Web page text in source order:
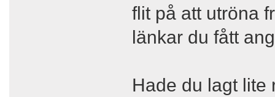
flit på att utröna
länkar du fått
Hade du lagt lite